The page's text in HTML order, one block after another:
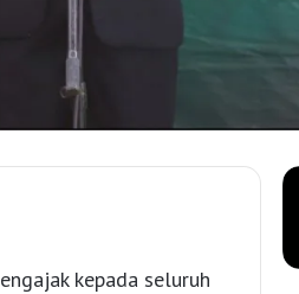
kepada seluruh